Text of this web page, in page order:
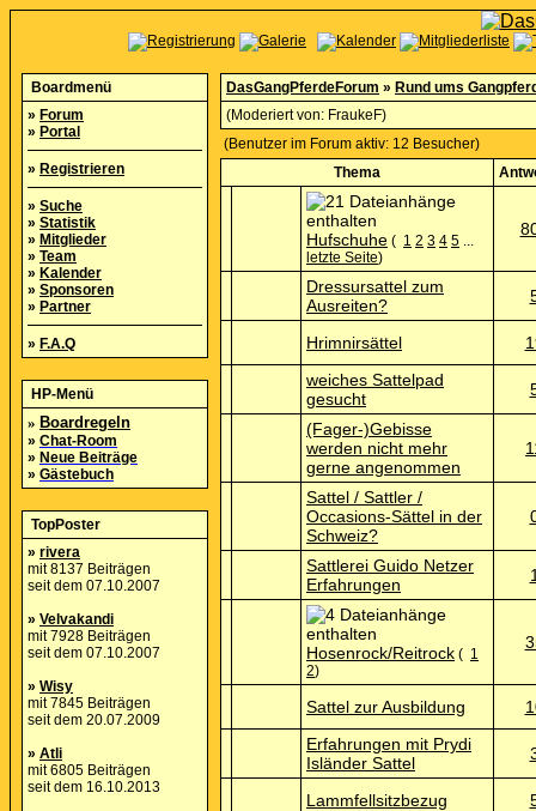
Boardmenü
» Forum
» Portal
» Registrieren
» Suche
» Statistik
» Mitglieder
» Team
» Kalender
» Sponsoren
» Partner
» F.A.Q
HP-Menü
» Boardregeln
» Chat-Room
» Neue Beiträge
» Gästebuch
TopPoster
» rivera
mit 8137 Beiträgen
seit dem 07.10.2007
» Velvakandi
mit 7928 Beiträgen
seit dem 07.10.2007
» Wisy
mit 7845 Beiträgen
seit dem 20.07.2009
» Atli
mit 6805 Beiträgen
seit dem 16.10.2013
DasGangPferdeForum » Rund ums
(Moderiert von: FraukeF)
(Benutzer im Forum aktiv: 12 Besucher)
Thema
Hufschuhe ( 1 2 3 4 5 ...
letzte Seite)
Dressursattel zum
Ausreiten?
Hrimnirsättel
weiches Sattelpad
gesucht
(Fager-)Gebisse
werden nicht mehr
gerne angenommen
Sattel / Sattler /
Occasions-Sättel in der
Schweiz?
Sattlerei Guido Netzer
Erfahrungen
Hosenrock/Reitrock ( 1
2)
Sattel zur Ausbildung
Erfahrungen mit Prydi
Isländer Sattel
Lammfellsitzbezug